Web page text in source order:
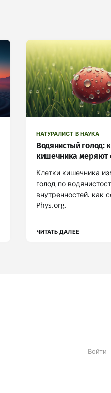
НАТУРАЛИСТ В НАУКА
Водянистый голод:
кишечника меряют
Клетки кишечника
голод по
внутренностей, как
Phys.org.
ЧИТАТЬ ДАЛЕЕ
Войти